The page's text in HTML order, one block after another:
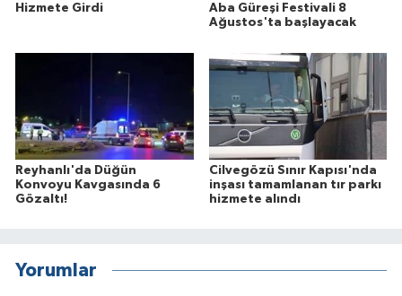
Hizmete Girdi
Aba Güreşi Festivali 8
Ağustos'ta başlayacak
Reyhanlı'da Düğün
Konvoyu Kavgasında 6
Gözaltı!
Cilvegözü Sınır Kapısı'nda
inşası tamamlanan tır parkı
hizmete alındı
Yorumlar